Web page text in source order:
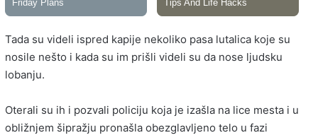
Tada su videli ispred kapije nekoliko pasa lutalica koje su
nosile nešto i kada su im prišli videli su da nose ljudsku
lobanju.
Oterali su ih i pozvali policiju koja je izašla na lice mesta i u
obližnjem šipražju pronašla obezglavljeno telo u fazi